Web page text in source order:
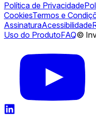
Política de Privacidade
CookiesTermos e
AssinaturaAcessibilidade
Uso do ProdutoFAQ©